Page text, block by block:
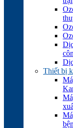
Thiết bị